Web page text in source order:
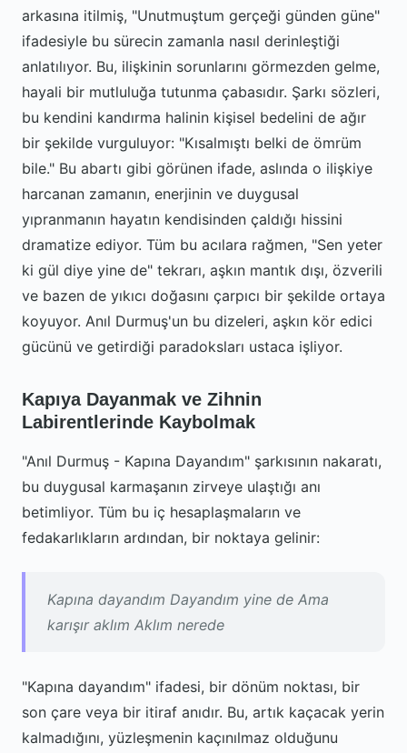
arkasına itilmiş, "Unutmuştum gerçeği günden güne"
ifadesiyle bu sürecin zamanla nasıl derinleştiği
anlatılıyor. Bu, ilişkinin sorunlarını görmezden gelme,
hayali bir mutluluğa tutunma çabasıdır. Şarkı sözleri,
bu kendini kandırma halinin kişisel bedelini de ağır
bir şekilde vurguluyor: "Kısalmıştı belki de ömrüm
bile." Bu abartı gibi görünen ifade, aslında o ilişkiye
harcanan zamanın, enerjinin ve duygusal
yıpranmanın hayatın kendisinden çaldığı hissini
dramatize ediyor. Tüm bu acılara rağmen, "Sen yeter
ki gül diye yine de" tekrarı, aşkın mantık dışı, özverili
ve bazen de yıkıcı doğasını çarpıcı bir şekilde ortaya
koyuyor. Anıl Durmuş'un bu dizeleri, aşkın kör edici
gücünü ve getirdiği paradoksları ustaca işliyor.
Kapıya Dayanmak ve Zihnin
Labirentlerinde Kaybolmak
"Anıl Durmuş - Kapına Dayandım" şarkısının nakaratı,
bu duygusal karmaşanın zirveye ulaştığı anı
betimliyor. Tüm bu iç hesaplaşmaların ve
fedakarlıkların ardından, bir noktaya gelinir:
Kapına dayandım Dayandım yine de Ama
karışır aklım Aklım nerede
"Kapına dayandım" ifadesi, bir dönüm noktası, bir
son çare veya bir itiraf anıdır. Bu, artık kaçacak yerin
kalmadığını, yüzleşmenin kaçınılmaz olduğunu